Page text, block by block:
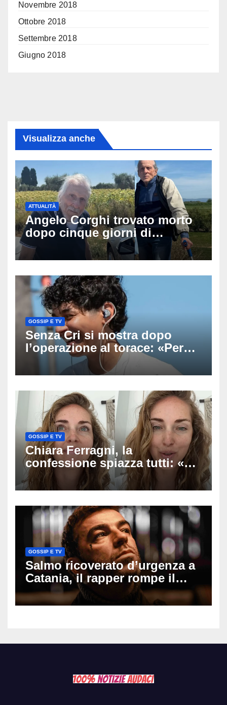
Novembre 2018
Ottobre 2018
Settembre 2018
Giugno 2018
Visualizza anche
ATTUALITÀ
Angelo Corghi trovato morto
dopo cinque giorni di
ricerche: il giallo dell’80enne
scomparso dopo essere
GOSSIP E TV
Senza Cri si mostra dopo
l’operazione al torace: «Per
anni mi sentivo in trappola», il
racconto sul difficile percorso
GOSSIP E TV
Chiara Ferragni, la
confessione spiazza tutti: «Un
mio ex voleva che mi rifacessi
il seno». Poi svela i ritocchi di
GOSSIP E TV
Salmo ricoverato d’urgenza a
Catania, il rapper rompe il
silenzio dopo la notte in
ospedale: come sta e cosa